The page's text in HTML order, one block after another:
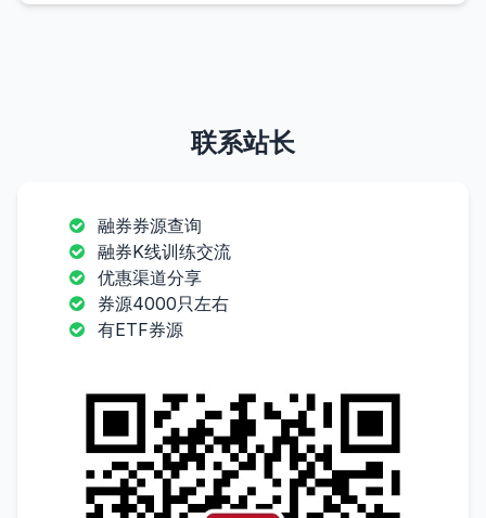
联系站长
融券券源查询
融券K线训练交流
优惠渠道分享
券源4000只左右
有ETF券源